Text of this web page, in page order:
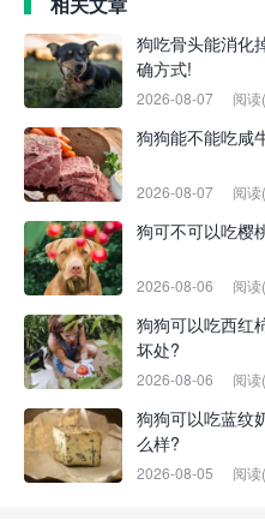
狗吃骨头能消化
确方式!
2026-08-07 阅读
狗狗能不能吃咸
2026-08-07 阅读
狗可不可以吃樱
2026-08-06 阅
狗狗可以吃西红
坏处?
2026-08-06 阅
狗狗可以吃蓝纹
么样?
2026-08-05 阅